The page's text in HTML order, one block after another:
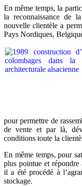
En même temps, la
la reconnaissance de
nouvelle clientèle a
Pays Nordiques,
pour permettre de
de vente et par là,
conditions toute la
En même temps, pour
plus pointue et répondre
il a été procédé à
stockage.